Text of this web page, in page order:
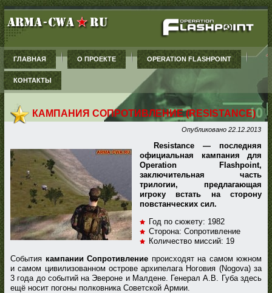
ГЛАВНАЯ О ПРОЕКТЕ OPERATION FLASHPOINT
КОНТАКТЫ
КАМПАНИЯ СОПРОТИВЛЕНИЕ (RESISTANCE)
Опубликовано 22.12.2013
Resistance — последняя
официальная кампания для
Operation Flashpoint,
заключительная часть
трилогии, предлагающая
игроку встать на сторону
повстанческих сил.
Год по сюжету: 1982
Сторона: Сопротивление
Количество миссий: 19
События кампании Сопротивление происходят на самом южном
и самом цивилизованном острове архипелага Ноговия (Nogova) за
3 года до событий на Эвероне и Малдене. Генерал А.В. Губа здесь
ещё носит погоны полковника Советской Армии.